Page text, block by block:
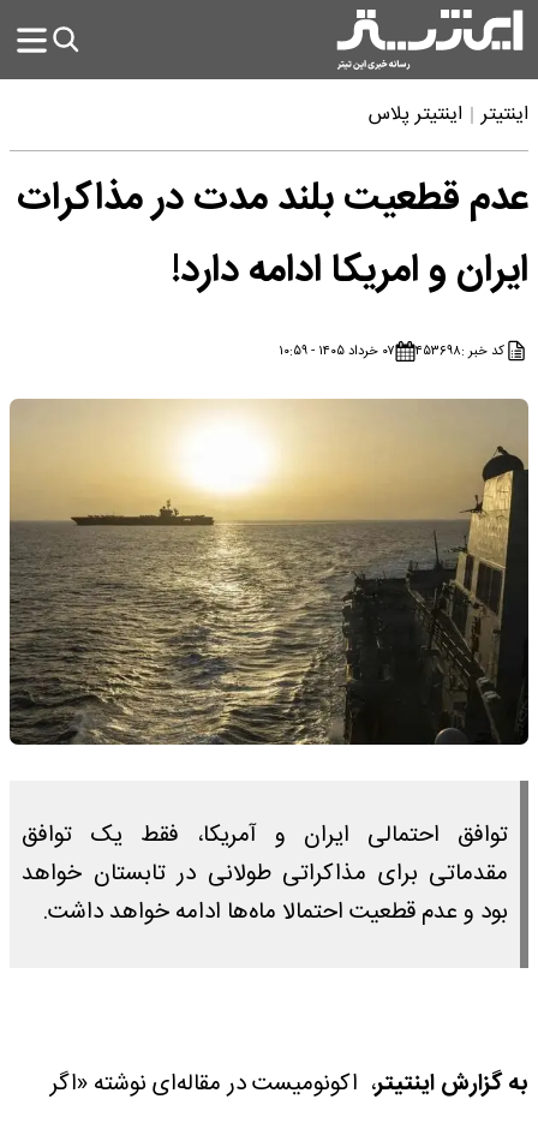
اینتیتر اینتیتر پلاس
عدم قطعیت بلند مدت در مذاکرات
ایران و امریکا ادامه دارد!
کد خبر :۴۵۳۶۹۸ ۰۷ خرداد ۱۴۰۵ - ۱۰:۵۹
توافق احتمالی ایران و آمریکا، فقط یک توافق
مقدماتی برای مذاکراتی طولانی در تابستان خواهد
بود و عدم قطعیت احتمالا ماه‌ها ادامه خواهد داشت.
به گزارش اینتیتر، اکونومیست در مقاله‌ای نوشته «اگر